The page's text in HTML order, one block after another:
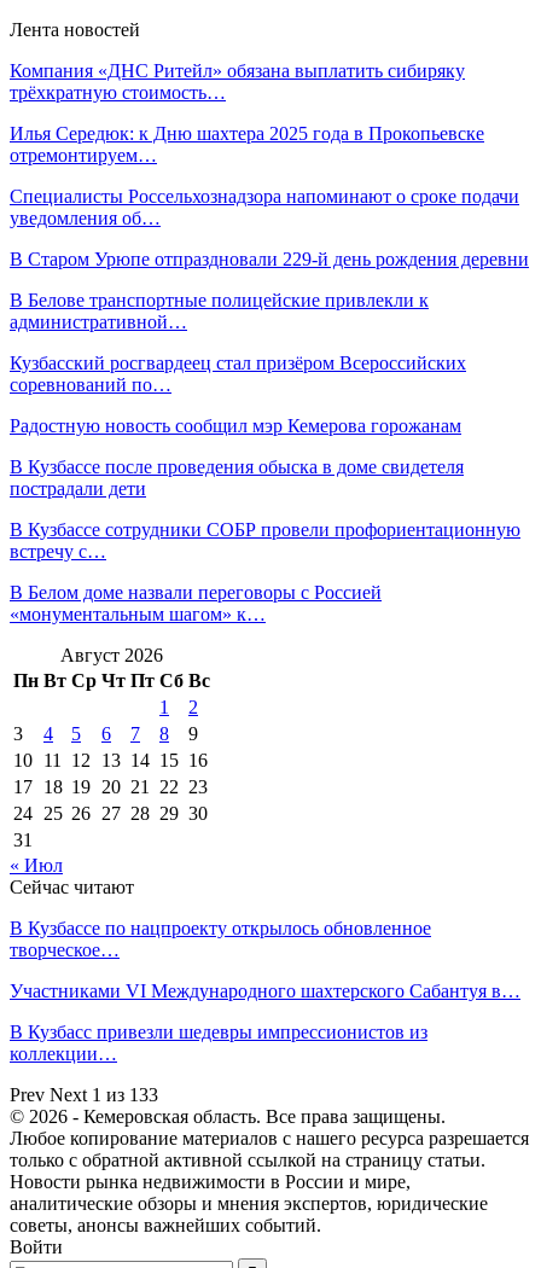
Лента новостей
Компания «ДНС Ритейл» обязана выплатить сибиряку
трёхкратную стоимость…
Илья Середюк: к Дню шахтера 2025 года в Прокопьевске
отремонтируем…
Специалисты Россельхознадзора напоминают о сроке подачи
уведомления об…
В Старом Урюпе отпраздновали 229-й день рождения деревни
В Белове транспортные полицейские привлекли к
административной…
Кузбасский росгвардеец стал призёром Всероссийских
соревнований по…
Радостную новость сообщил мэр Кемерова горожанам
В Кузбассе после проведения обыска в доме свидетеля
пострадали дети
В Кузбассе сотрудники СОБР провели профориентационную
встречу с…
В Белом доме назвали переговоры с Россией
«монументальным шагом» к…
Август 2026
Пн Вт Ср Чт Пт Сб Вс
1
2
3
4 5 6 7 8
9
10 11 12 13 14 15 16
17 18 19 20 21 22 23
24 25 26 27 28 29 30
31
« Июл
Сейчас читают
В Кузбассе по нацпроекту открылось обновленное
творческое…
Участниками VI Международного шахтерского Сабантуя в…
В Кузбасс привезли шедевры импрессионистов из
коллекции…
Prev Next 1 из 133
© 2026 - Кемеровская область. Все права защищены.
Любое копирование материалов с нашего ресурса разрешается
только с обратной активной ссылкой на страницу статьи.
Новости рынка недвижимости в России и мире,
аналитические обзоры и мнения экспертов, юридические
советы, анонсы важнейших событий.
Войти